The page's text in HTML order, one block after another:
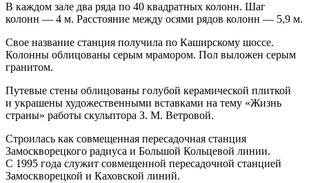
В каждом зале два ряда по 40 квадратных колонн. Шаг
колонн — 4 м. Расстояние между осями рядов колонн — 5,9 м.
Свое название станция получила по Каширскому шоссе.
Колонны облицованы серым мрамором. Пол выложен серым
гранитом.
Путевые стены облицованы голубой керамической плиткой
и украшены художественными вставками на тему «Жизнь
страны» работы скульптора З. М. Ветровой.
Строилась как совмещенная пересадочная станция
Замоскворецкого радиуса и Большой Кольцевой линии.
С 1995 года служит совмещенной пересадочной станцией
Замоскворецкой и Каховской линий.